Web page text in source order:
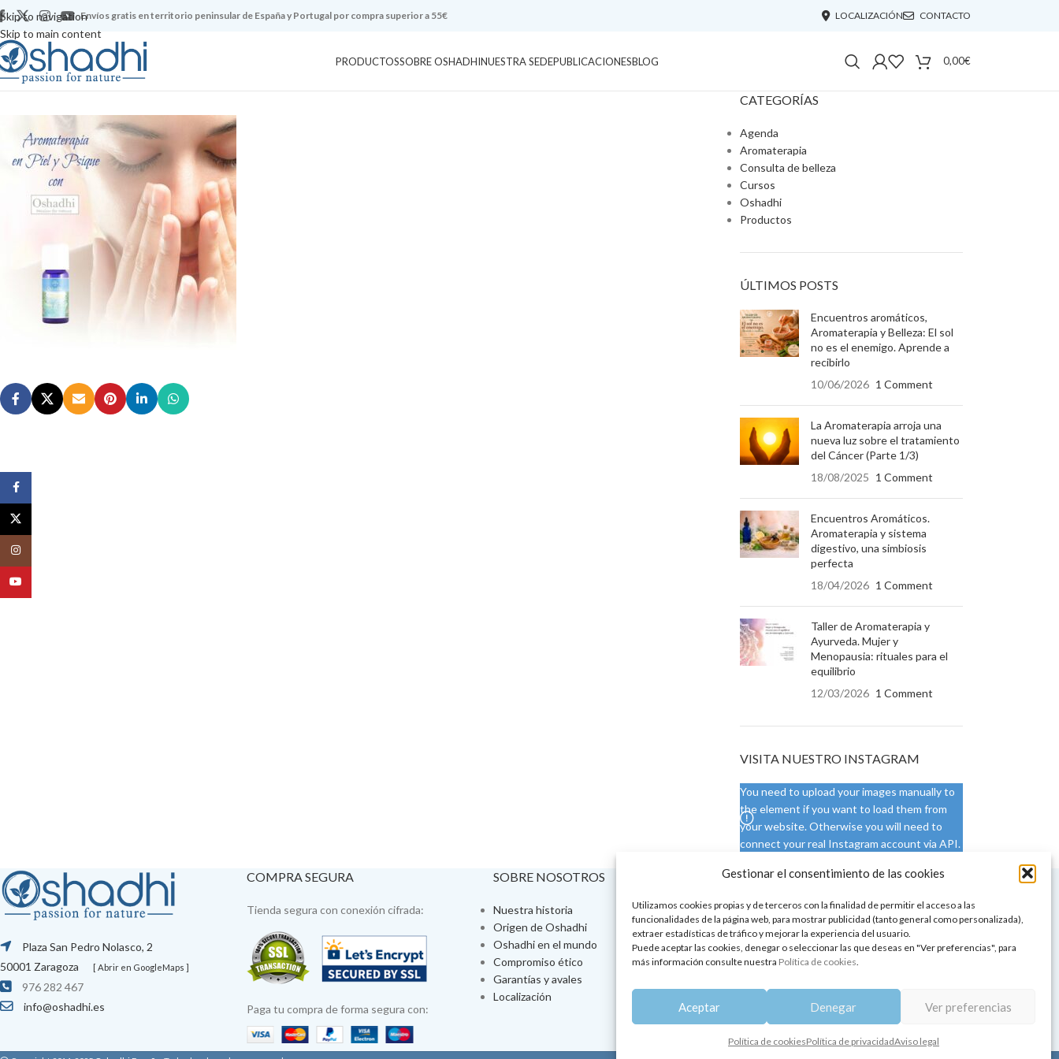
Gestionar el consentimiento de las cookies
Utilizamos cookies propias y de terceros con la finalidad de permitir el acceso a las
funcionalidades de la página web, para mostrar publicidad (tanto general como personalizada),
extraer estadísticas de tráfico y mejorar la experiencia del usuario.
Puede aceptar las cookies, denegar o seleccionar las que deseas en "Ver preferencias", para
más información consulte nuestra Política de cookies.
Aceptar Denegar Ver preferencias
Política de cookiesPolítica de privacidadAviso legal
Skip to navigation
Skip to main content
Envíos gratis en territorio peninsular de España y Portugal por compra superior a 55€ LOCALIZACIÓN CONTACTO
PRODUCTOSSOBRE OSHADHINUESTRA SEDEPUBLICACIONESBLOG 0,00€
CATEGORÍAS
Agenda
Aromaterapia
Consulta de belleza
Cursos
Oshadhi
Productos
ÚLTIMOS POSTS
Encuentros aromáticos,
Aromaterapia y Belleza: El sol
no es el enemigo. Aprende a
recibirlo
10/06/2026 1 Comment
La Aromaterapia arroja una
nueva luz sobre el tratamiento
del Cáncer (Parte 1/3)
18/08/2025 1 Comment
Encuentros Aromáticos.
Aromaterapia y sistema
digestivo, una simbiosis
perfecta
18/04/2026 1 Comment
Taller de Aromaterapia y
Ayurveda. Mujer y
Menopausia: rituales para el
equilibrio
12/03/2026 1 Comment
VISITA NUESTRO INSTAGRAM
You need to upload your images manually to
the element if you want to load them from
your website. Otherwise you will need to
connect your real Instagram account via API.
Plaza San Pedro Nolasco, 2
50001 Zaragoza
[ Abrir en GoogleMaps ]
976 282 467
info@oshadhi.es
COMPRA SEGURA
Tienda segura con conexión cifrada:
Paga tu compra de forma segura con:
SOBRE NOSOTROS
Nuestra historia
Origen de Oshadhi
Oshadhi en el mundo
Compromiso ético
Garantías y avales
Localización
VISÍTA NUESTRA SEDE
Tienda física
Talleres de aromaterapia
Tratamientos de belleza
Ayurveda
Aromaterapia y bienestar
CONDICIONES DE USO
Condiciones generales
Cambios y devoluciones
Formas de pago
Formas de envío